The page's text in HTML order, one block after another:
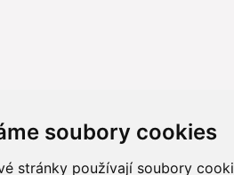
soubory cookies
stránky používají soubory